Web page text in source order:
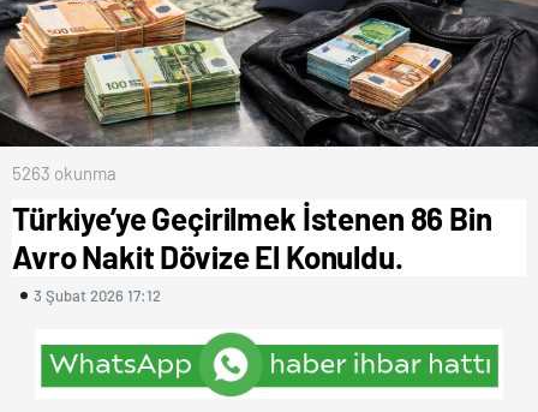
5263 okunma
Türkiye’ye Geçirilmek İstenen 86 Bin
Avro Nakit Dövize El Konuldu.
3 Şubat 2026 17:12